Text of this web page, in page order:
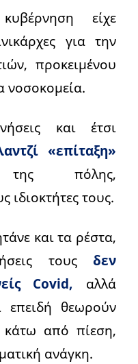
είχε
για την
προκειμένου
και έτσι
«επίταξη»
πόλης,
τους.
και τα ρέστα,
τους δεν
Covid, αλλά
θεωρούν
κάτω από πίεση,
ανάγκη.